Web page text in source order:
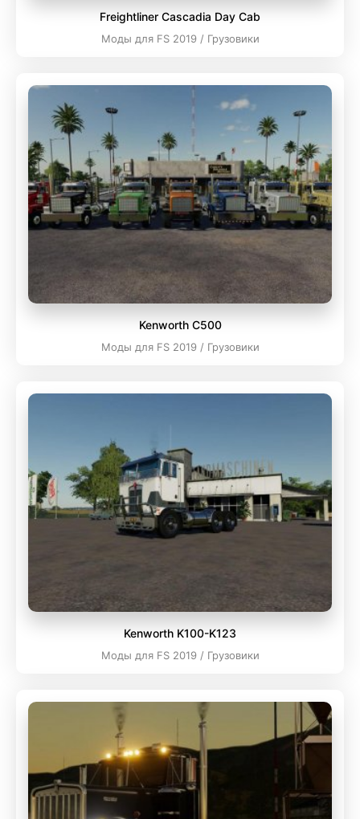
Freightliner Cascadia Day Cab
Моды для FS 2019 / Грузовики
Kenworth C500
Моды для FS 2019 / Грузовики
Kenworth K100-K123
Моды для FS 2019 / Грузовики